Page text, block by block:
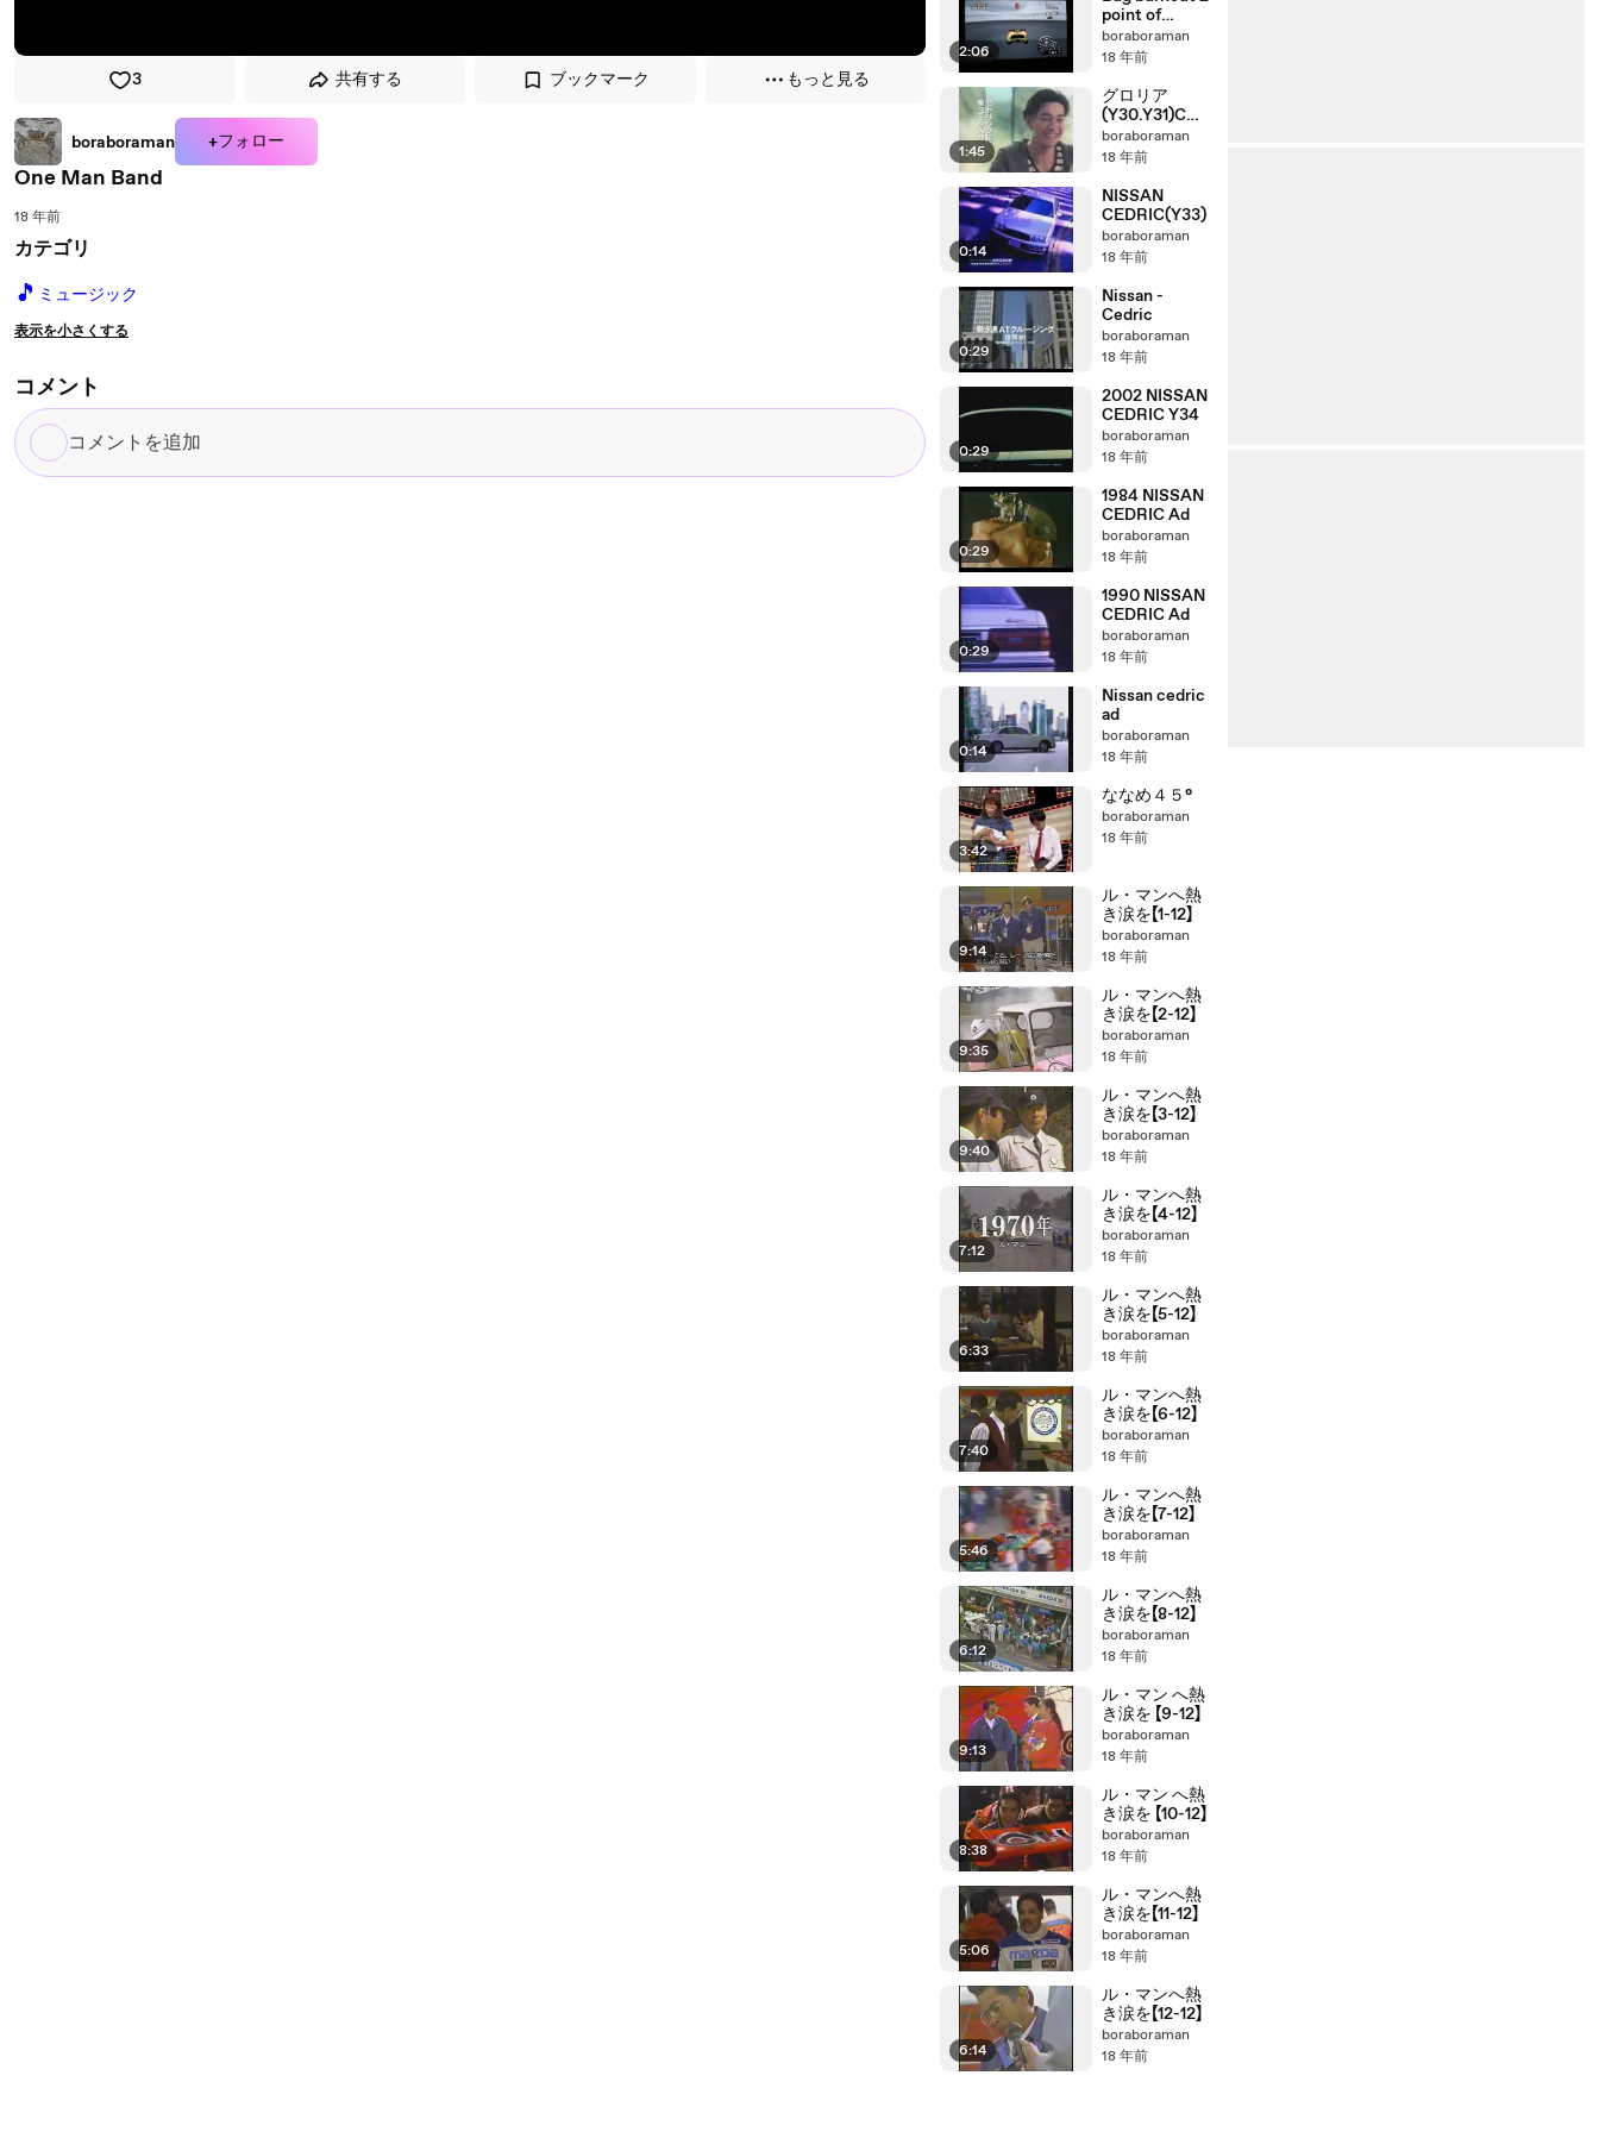
3 共有する ブックマーク もっと見る
boraboraman +フォロー
One Man Band
18 年前
カテゴリ
🎵 ミュージック
表示を小さくする
コメント
コ
メ
2:06
point of
impact
nintendo
boraboraman
18 年前
1:45
グロリア
(Y30.Y31)CM
集
boraboraman
18 年前
0:14
NISSAN
CEDRIC(Y33)
boraboraman
18 年前
0:29
Nissan -
Cedric
boraboraman
18 年前
0:29
2002 NISSAN
CEDRIC Y34
boraboraman
18 年前
0:29
1984 NISSAN
CEDRIC Ad
boraboraman
18 年前
0:29
1990 NISSAN
CEDRIC Ad
boraboraman
18 年前
0:14
Nissan cedric
ad
boraboraman
18 年前
3:42
ななめ４５°
boraboraman
18 年前
9:14
ル・マンへ熱
き涙を【1-12】
boraboraman
18 年前
9:35
ル・マンへ熱
き涙を【2-12】
boraboraman
18 年前
9:40
ル・マンへ熱
き涙を【3-12】
boraboraman
18 年前
7:12
ル・マンへ熱
き涙を【4-12】
boraboraman
18 年前
6:33
ル・マンへ熱
き涙を【5-12】
boraboraman
18 年前
7:40
ル・マンへ熱
き涙を【6-12】
boraboraman
18 年前
5:46
ル・マンへ熱
き涙を【7-12】
boraboraman
18 年前
6:12
ル・マンへ熱
き涙を【8-12】
boraboraman
18 年前
9:13
ル・マン へ熱
き涙を 【9-12】
boraboraman
18 年前
8:38
ル・マン へ熱
き涙を 【10-12】
boraboraman
18 年前
5:06
ル・マンへ熱
き涙を【11-12】
boraboraman
18 年前
6:14
ル・マンへ熱
き涙を【12-12】
boraboraman
18 年前